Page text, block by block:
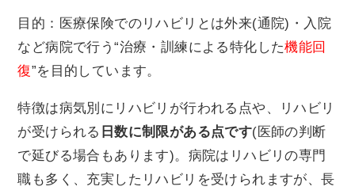
目的：医療保険でのリハビリとは外来(通院)・入院
など病院で行う“治療・訓練による特化した機能回
復”を目的しています。
特徴は病気別にリハビリが行われる点や、リハビリ
が受けられる 日数に制限がある点です(医師の判断
で延びる場合もあります)。病院はリハビリの専門
職も多く、充実したリハビリを受けられますが、長